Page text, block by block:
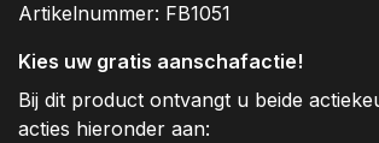
Artikelnummer: FB1051
Kies uw gratis aanschafactie!
Bij dit product ontvangt u beide
acties hieronder aan: